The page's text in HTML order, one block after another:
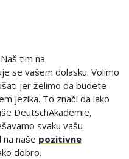
tim na
se vašem dolasku. Volimo
jer želimo da budete
jezika. To znači da iako
DeutschAkademie,
svaku vašu
naše pozitivne
dobro.